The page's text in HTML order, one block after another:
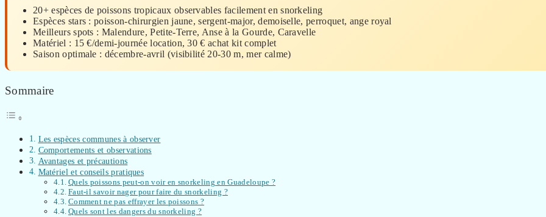
20+ espèces de poissons tropicaux observables facilement en snorkeling
Espèces stars : poisson-chirurgien jaune, sergent-major, demoiselle, perroquet, ange royal
Meilleurs spots : Malendure, Petite-Terre, Anse à la Gourde, Caravelle
Matériel : 15 €/demi-journée location, 30 € achat kit complet
Saison optimale : décembre-avril (visibilité 20-30 m, mer calme)
Sommaire
Les espèces communes à observer
Comportements et observations
Avantages et précautions
Matériel et conseils pratiques
Quels poissons peut-on voir en snorkeling en Guadeloupe ?
Faut-il savoir nager pour faire du snorkeling ?
Comment ne pas effrayer les poissons ?
Quels sont les dangers du snorkeling ?